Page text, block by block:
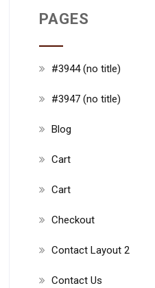
PAGES
#3944 (no title)
#3947 (no title)
Blog
Cart
Cart
Checkout
Contact Layout 2
Contact Us